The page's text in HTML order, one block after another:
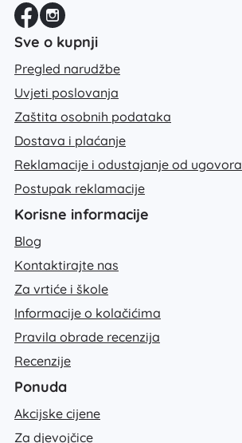
Sve o kupnji
Pregled narudžbe
Uvjeti poslovanja
Zaštita osobnih podataka
Dostava i plaćanje
Reklamacije i odustajanje od ugovora
Postupak reklamacije
Korisne informacije
Blog
Kontaktirajte nas
Za vrtiće i škole
Informacije o kolačićima
Pravila obrade recenzija
Recenzije
Ponuda
Akcijske cijene
Za djevojčice